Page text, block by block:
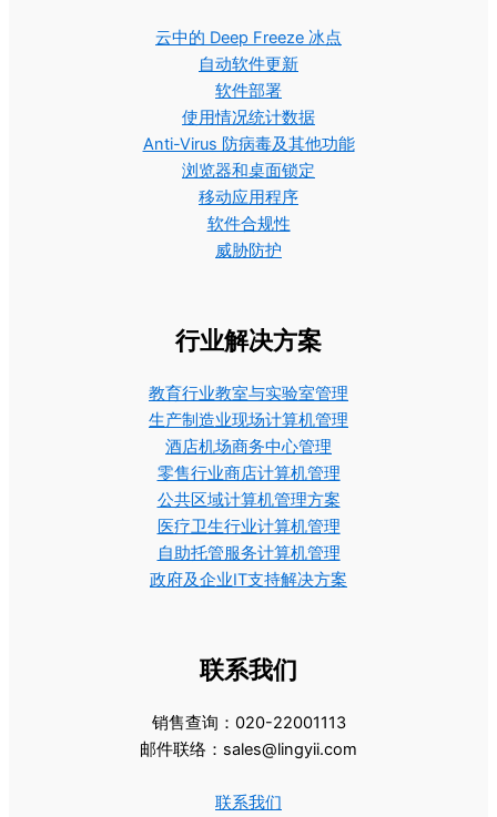
云中的 Deep Freeze 冰点
自动软件更新
软件部署
使用情况统计数据
Anti-Virus 防病毒及其他功能
浏览器和桌面锁定
移动应用程序
软件合规性
威胁防护
行业解决方案
教育行业教室与实验室管理
生产制造业现场计算机管理
酒店机场商务中心管理
零售行业商店计算机管理
公共区域计算机管理方案
医疗卫生行业计算机管理
自助托管服务计算机管理
政府及企业IT支持解决方案
联系我们
销售查询：020-22001113
邮件联络：sales@lingyii.com
联系我们